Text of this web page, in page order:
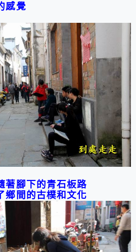
感覺
著腳下的青石板路
鄉間的古樸和文化